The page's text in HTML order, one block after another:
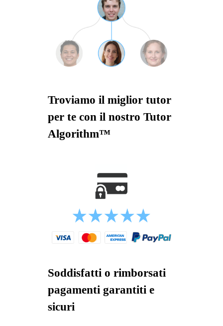
Troviamo il miglior tutor
per te con il nostro Tutor
Algorithm™
Soddisfatti o rimborsati
pagamenti garantiti e
sicuri